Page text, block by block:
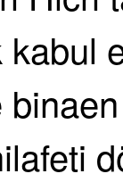
kabul